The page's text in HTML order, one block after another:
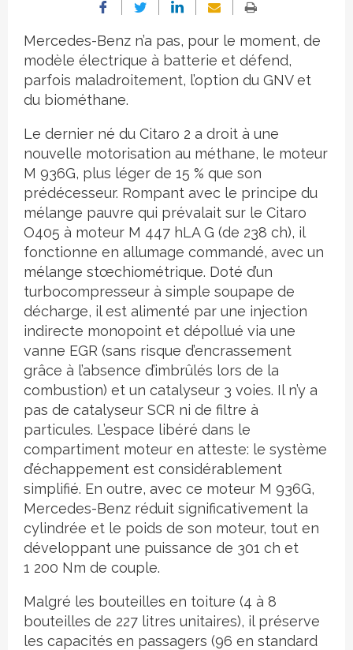
Mercedes-Benz n’a pas, pour le moment, de
modèle électrique à batterie et défend,
parfois maladroitement, l’option du GNV et
du biométhane.
Le dernier né du Citaro 2 a droit à une
nouvelle motorisation au méthane, le moteur
M 936G, plus léger de 15 % que son
prédécesseur. Rompant avec le principe du
mélange pauvre qui prévalait sur le Citaro
O405 à moteur M 447 hLA G (de 238 ch), il
fonctionne en allumage commandé, avec un
mélange stœchiométrique. Doté d’un
turbocompresseur à simple soupape de
décharge, il est alimenté par une injection
indirecte monopoint et dépollué via une
vanne EGR (sans risque d’encrassement
grâce à l’absence d’imbrûlés lors de la
combustion) et un catalyseur 3 voies. Il n’y a
pas de catalyseur SCR ni de filtre à
particules. L’espace libéré dans le
compartiment moteur en atteste: le système
d’échappement est considérablement
simplifié. En outre, avec ce moteur M 936G,
Mercedes-Benz réduit significativement la
cylindrée et le poids de son moteur, tout en
développant une puissance de 301 ch et
1 200 Nm de couple.
Malgré les bouteilles en toiture (4 à 8
bouteilles de 227 litres unitaires), il préserve
les capacités en passagers (96 en standard